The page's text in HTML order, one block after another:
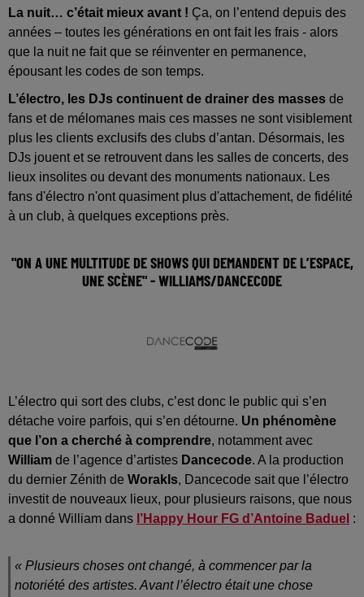
La nuit… c’était mieux avant ! Ça, on l’entend depuis des
années – toutes les générations en ont fait les frais - alors
que la nuit ne fait que se réinventer en permanence,
épousant les codes de son temps.
L’électro, les DJs continuent de drainer des masses de
fans et de mélomanes mais ces masses ne sont visiblement
plus les clients exclusifs des clubs d’antan. Désormais, les
DJs jouent et se retrouvent dans les salles de concerts, des
lieux insolites ou devant des monuments nationaux. Les
fans d'électro n'ont quasiment plus d'attachement, de fidélité
à un club, à quelques exceptions près.
"ON A UNE MULTITUDE DE SHOWS QUI DEMANDENT DE L’ESPACE,
UNE SCÈNE" - WILLIAMS/DANCECODE
L’électro qui sort des clubs, c’est donc le public qui s’en
détache voire parfois, qui s’en détourne. Un phénomène
que l’on a cherché à comprendre, notamment avec
William de l’agence d’artistes Dancecode. A la production
du dernier Zénith de Worakls, Dancecode sait que l’électro
investit de nouveaux lieux, pour plusieurs raisons, que nous
a donné William dans l’Happy Hour FG d’Antoine Baduel :
« Plusieurs choses ont changé, à commencer par la
notoriété des artistes. Avant l’électro était une chose